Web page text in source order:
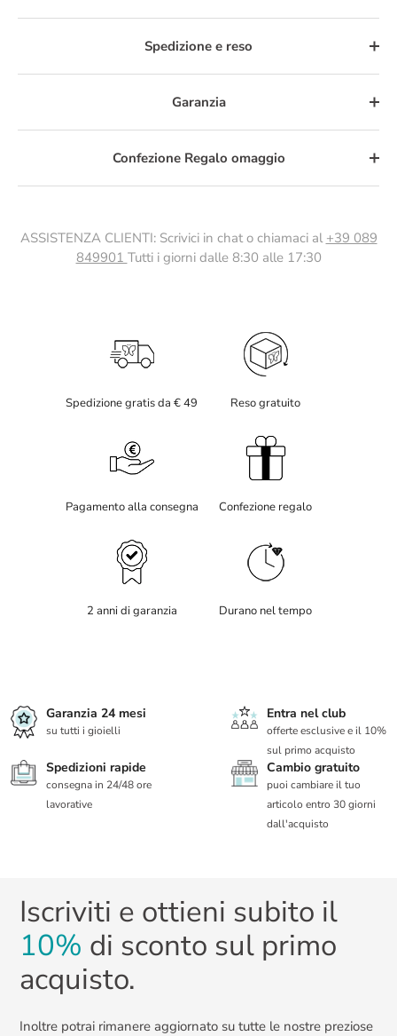
Spedizione e reso
Garanzia
Confezione Regalo omaggio
ASSISTENZA CLIENTI: Scrivici in chat o chiamaci al +39 089
849901 Tutti i giorni dalle 8:30 alle 17:30
Spedizione gratis da € 49 Reso gratuito
Pagamento alla consegna Confezione regalo
2 anni di garanzia Durano nel tempo
Garanzia 24 mesi
su tutti i gioielli
Entra nel club
offerte esclusive e il 10%
sul primo acquisto
Spedizioni rapide
consegna in 24/48 ore
lavorative
Cambio gratuito
puoi cambiare il tuo
articolo entro 30 giorni
dall'acquisto
Iscriviti e ottieni subito il
10% di sconto sul primo
acquisto.
Inoltre potrai rimanere aggiornato su tutte le nostre preziose